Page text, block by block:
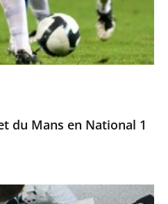
du Mans en National 1